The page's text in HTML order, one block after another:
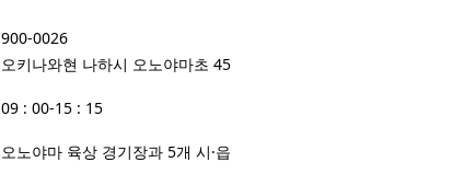
900-0026
오키나와현 나하시 오노야마초 45
09 : 00-15 : 15
오노야마 육상 경기장과 5개 시·읍